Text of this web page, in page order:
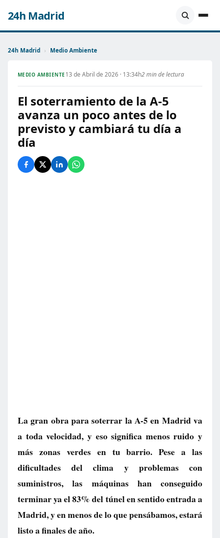
24h Madrid
24h Madrid › Medio Ambiente
MEDIO AMBIENTE 13 de Abril de 2026 · 13:34h2 min de lectura
El soterramiento de la A-5
avanza un poco antes de lo
previsto y cambiará tu día a
día
La gran obra para soterrar la A-5 en Madrid va
a toda velocidad, y eso significa menos ruido y
más zonas verdes en tu barrio. Pese a las
dificultades del clima y problemas con
suministros, las máquinas han conseguido
terminar ya el 83% del túnel en sentido entrada a
Madrid, y en menos de lo que pensábamos, estará
listo a finales de año.